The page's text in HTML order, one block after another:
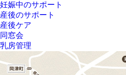
妊娠中のサポート
産後のサポート
産後ケア
同窓会
乳房管理